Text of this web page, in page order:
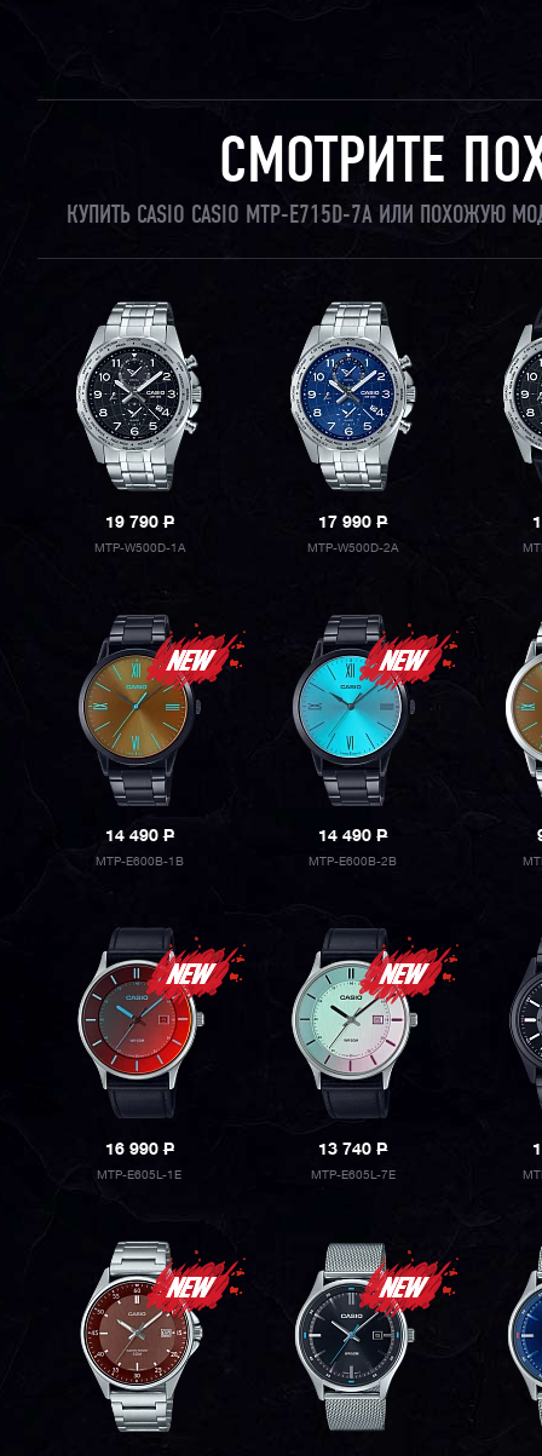
СМОТРИТЕ
КУПИТЬ CASIO CASIO MTP-E715D-7A ИЛИ ПОХОЖУЮ
19 790P
MTP-W500D-1A
17 990P
MTP-W500D-2A
14 490P
MTP-E600B-1B
14 490P
MTP-E600B-2B
16 990P
MTP-E605L-1E
13 740P
MTP-E605L-7E